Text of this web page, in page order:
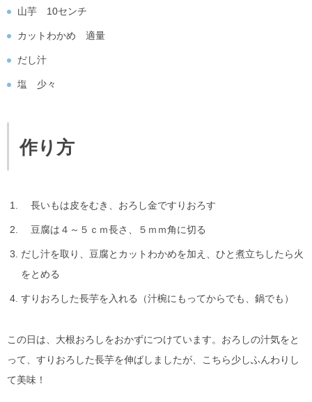
山芋 10センチ
カットわかめ 適量
だし汁
塩 少々
作り方
長いもは皮をむき、おろし金ですりおろす
豆腐は４～５ｃｍ長さ、５ｍｍ角に切る
だし汁を取り、豆腐とカットわかめを加え、ひと煮立ちしたら火
をとめる
すりおろした長芋を入れる（汁椀にもってからでも、鍋でも）
この日は、大根おろしをおかずにつけています。おろしの汁気をと
って、すりおろした長芋を伸ばしましたが、こちら少しふんわりし
て美味！